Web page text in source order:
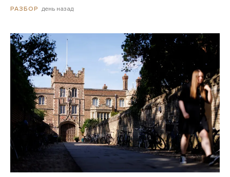
РАЗБОР день назад